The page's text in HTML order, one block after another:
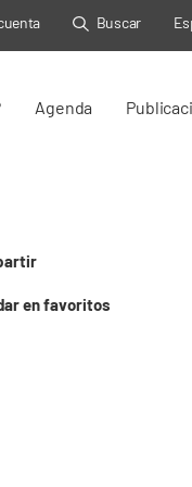
Buscar
Agenda
en favoritos